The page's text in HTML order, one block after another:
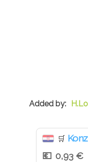
H.Lo
🛒
0,93 €